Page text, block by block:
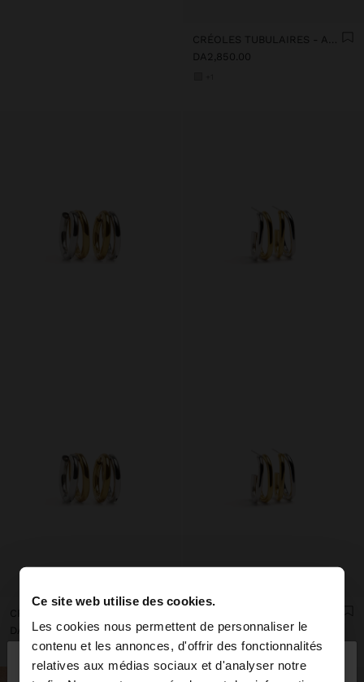
Ce site web utilise des cookies.
Les cookies nous permettent de personnaliser le
contenu et les annonces, d'offrir des fonctionnalités
relatives aux médias sociaux et d'analyser notre
bonjour ×
CRÉOLES TUBULAIRES - ACIER INOXYDABLE
DA2,850.00
DA2,850.00
DA3,350.00